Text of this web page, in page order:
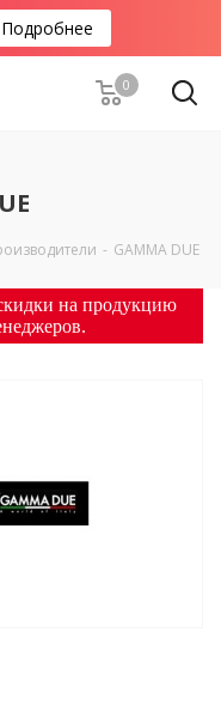
Подробнее
0
- GAMMA DUE
на продукцию